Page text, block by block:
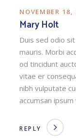
NOVEMBER 18,
Mary Holt
Duis sed odio
mauris. Morbi
od tincidunt
vitae er
nibh vulputate
accumsan ipsum
REPLY